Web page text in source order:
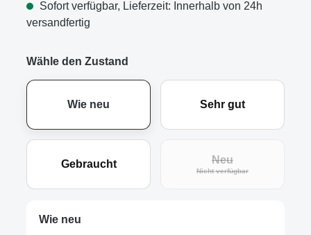
Sofort verfügbar, Lieferzeit: Innerhalb von 24h
versandfertig
Wähle den Zustand
Wie neu Sehr gut
Gebraucht Neu
Nicht verfügbar(Diese Option ist
Wie neu